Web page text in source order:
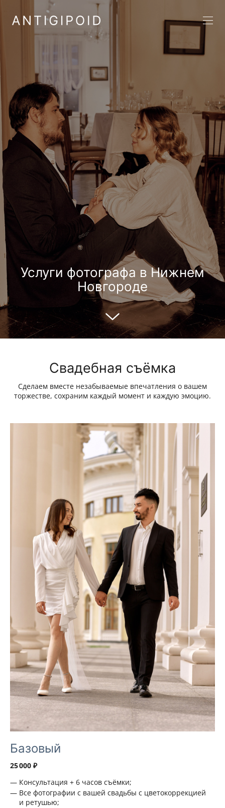
Услуги фотографа в Нижнем
Новгороде
Свадебная съёмка
Сделаем вместе незабываемые впечатления о вашем
торжестве, сохраним каждый момент и каждую эмоцию.
Базовый
25 000 ₽
Консультация + 6 часов съёмки;
Все фотографии с вашей свадьбы с цветокоррекцией
и ретушью;